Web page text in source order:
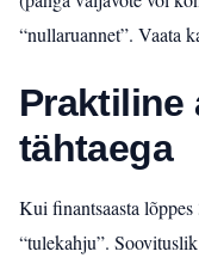
“nullaruannet”. Vaata
Praktiline
tähtaega
Kui finantsaasta
“tulekahju”.